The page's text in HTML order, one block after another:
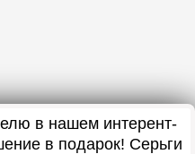
в нашем интерент-
в подарок! Серьги